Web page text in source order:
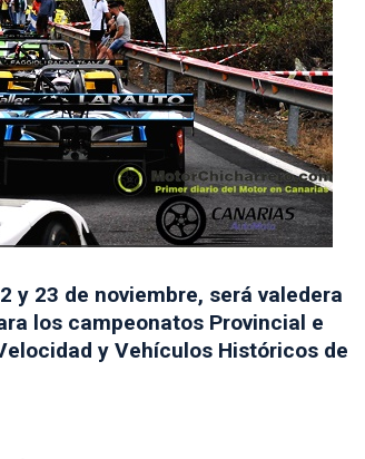
y 23 de noviembre, será valedera
los campeonatos Provincial e
y Vehículos Históricos de